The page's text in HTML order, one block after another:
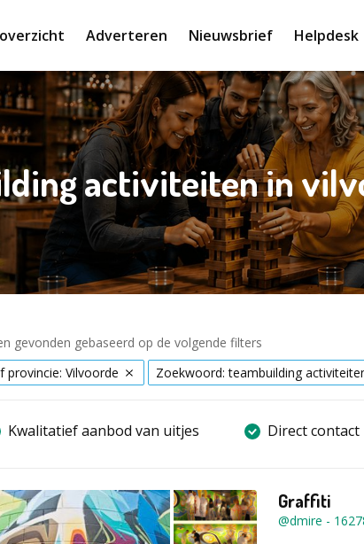
Adverteren Nieuwsbrief Helpdesk
activiteiten in
gevonden gebaseerd op de volgende filters
provincie: Vilvoorde
Zoekwoord: teambuilding
Kwalitatief aanbod van uitjes Direct contact
Graffiti
@dmire -